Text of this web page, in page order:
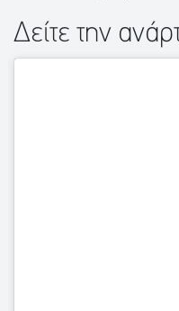
Δείτε την